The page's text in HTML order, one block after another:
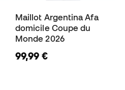
Maillot Argentina Afa
domicile Coupe du
Monde 2026
99,99 €